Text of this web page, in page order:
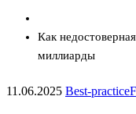
Как
миллиарды
11.06.2025 Best-practice